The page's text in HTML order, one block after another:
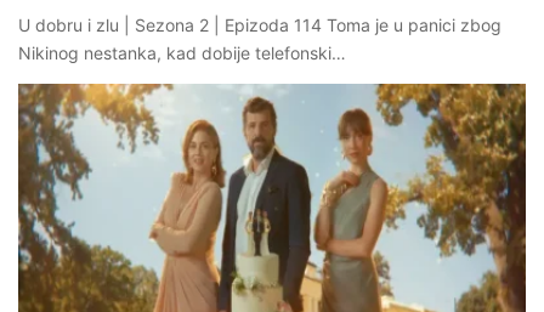
U dobru i zlu | Sezona 2 | Epizoda 114 Toma je u panici zbog
Nikinog nestanka, kad dobije telefonski…